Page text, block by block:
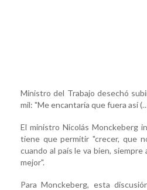
Ministro del Trabajo desechó
mil: "Me encantaría que fuera así
El ministro Nicolás Monckeberg
tiene que permitir "crecer, que
cuando al país le va bien,
mejor".
Para Monckeberg, esta